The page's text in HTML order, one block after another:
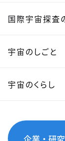
国際宇宙探査
宇宙のしごと
宇宙のくらし